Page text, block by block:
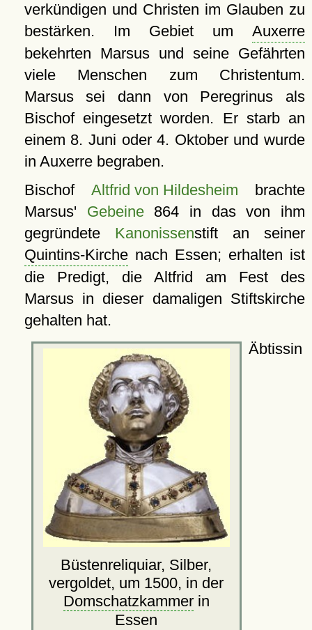
verkündigen und Christen im Glauben zu
bestärken. Im Gebiet um Auxerre
bekehrten Marsus und seine Gefährten
viele Menschen zum Christentum.
Marsus sei dann von Peregrinus als
Bischof eingesetzt worden. Er starb an
einem 8. Juni oder 4. Oktober und wurde
in Auxerre begraben.
Bischof Altfrid von Hildesheim brachte
Marsus' Gebeine864 in das von ihm
gegründete Kanonissenstift an seiner
Quintins-Kirchenach Essen; erhalten ist
die Predigt, die Altfrid am Fest des
Marsus in dieser damaligen Stiftskirche
gehalten hat.
Büstenreliquiar, Silber,
vergoldet, um 1500, in der
Domschatzkammerin
Essen
Äbtissin